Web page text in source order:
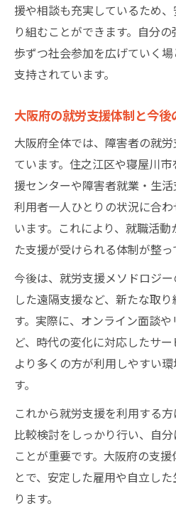
援や相談も充実しているため
り組むことができます。自分
歩ずつ社会参加を広げていく
支持されています。
大阪府の就労支援体制と今後
大阪府全体では、障害者の就
ています。住之江区や寝屋川
援センターや障害者就業・生活
利用者一人ひとりの状況に合
います。これにより、就職活
た支援が受けられる体制が整っ
今後は、就労支援メソドロジ
した遠隔支援など、新たな取
す。実際に、オンライン面談
ど、時代の変化に対応したサー
より多くの方が利用しやすい
す。
これから就労支援を利用する
比較検討をしっかり行い、自
ことが重要です。大阪府の支
とで、安定した雇用や自立し
ります。